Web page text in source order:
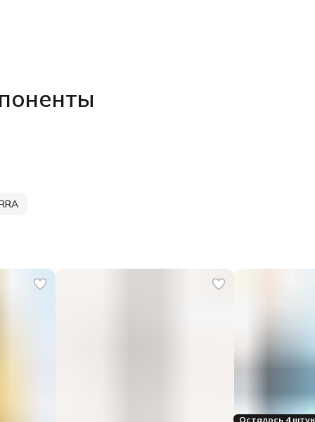
Осталось 4